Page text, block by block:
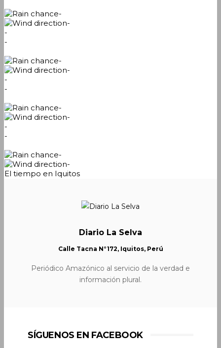
-
-
-
-
-
-
-
-
-
-
-
-
-
-
El tiempo en Iquitos
Diario La Selva
Calle Tacna N°172, Iquitos, Perú
Periódico Amazónico al servicio de la verdad e
información plural.
SÍGUENOS EN FACEBOOK